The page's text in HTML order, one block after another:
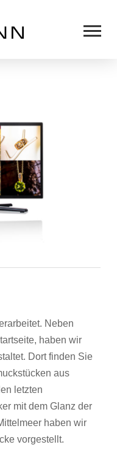
Neben
haben wir
Dort finden Sie
aus
letzten
mit dem Glanz der
haben wir
vorgestellt.